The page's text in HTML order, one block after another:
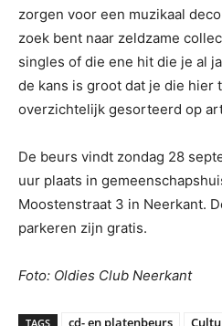
zorgen voor een muzikaal
zoek bent naar zeldzame
singles of die ene hit die je al
de kans is groot dat je die hier
overzichtelijk gesorteerd op
De beurs vindt zondag 28
uur plaats in
Moostenstraat 3 in Neerkant.
parkeren zijn gratis.
Foto: Oldies Club Neerkant
TAGS cd- en platenbeurs